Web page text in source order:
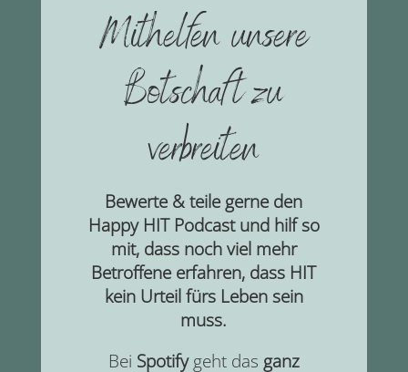
Mithelfen unsere
Botschaft zu
verbreiten
Bewerte & teile gerne den
Happy HIT Podcast und hilf so
mit, dass noch viel mehr
Betroffene erfahren, dass HIT
kein Urteil fürs Leben sein
muss.
Bei Spotifygeht das ganz